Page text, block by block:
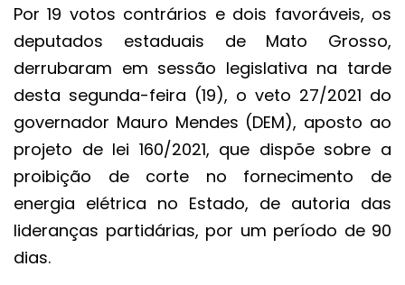
Por 19 votos contrários e dois favoráveis, os
deputados estaduais de Mato Grosso,
derrubaram em sessão legislativa na tarde
desta segunda-feira (19), o veto 27/2021 do
governador Mauro Mendes (DEM), aposto ao
projeto de lei 160/2021, que dispõe sobre a
proibição de corte no fornecimento de
energia elétrica no Estado, de autoria das
lideranças partidárias, por um período de 90
dias.